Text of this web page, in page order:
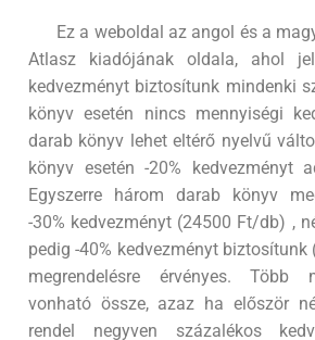
Ez a weboldal az angol és a
Atlasz kiadójának oldala, ahol
kedvezményt biztosítunk mindenki
könyv esetén nincs mennyiségi
darab könyv lehet eltérő nyelvű
könyv esetén -20% kedvezményt
Egyszerre három darab könyv
-30% kedvezményt (24500 Ft/db) ,
pedig -40% kedvezményt biztosítunk
megrendelésre érvényes. Több
vonható össze, azaz ha először
rendel negyven százalékos